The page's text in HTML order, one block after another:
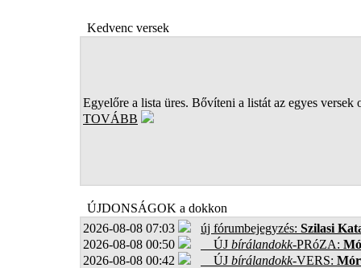
Kedvenc versek
Egyelőre a lista üres. Bővíteni a listát az egyes versek
TOVÁBB
ÚJDONSÁGOK a dokkon
2026-08-08 07:03
új fórumbejegyzés: Szilasi
2026-08-08 00:50
ÚJ bírálandokk-PRóZA:
2026-08-08 00:42
ÚJ bírálandokk-VERS: